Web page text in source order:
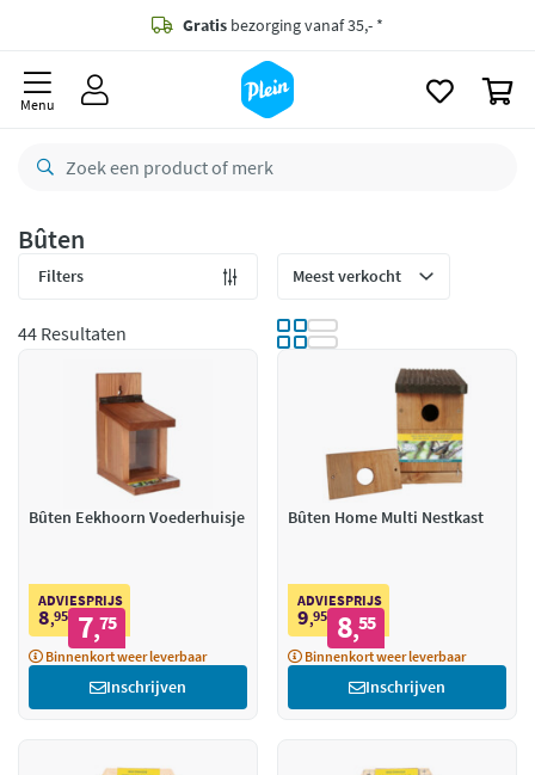
Gratis bezorging vanaf 35,- *
besteld,
retourneren
Betaal met Klarna
Menu
Bûten
Filters
44 Resultaten
Bûten Eekhoorn Voederhuisje
ADVIESPRIJS
8,95 7,75
Binnenkort weer leverbaar
Inschrijven
Bûten Home Multi Nestkast
ADVIESPRIJS
9,95 8,55
Binnenkort weer leverbaar
Inschrijven